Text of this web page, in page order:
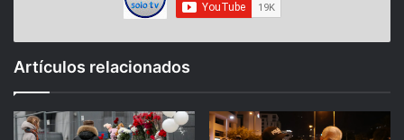
Artículos relacionados